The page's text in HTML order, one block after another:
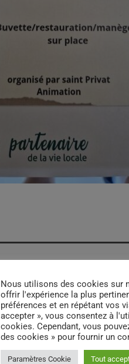
email
Nous utilisons des cookies sur
offrir l'expérience la plus
préférences et en répétant vos
accepter », vous consentez à
cookies. Cependant, vous
des cookies » pour fournir un
Paramètres Cookie Tout